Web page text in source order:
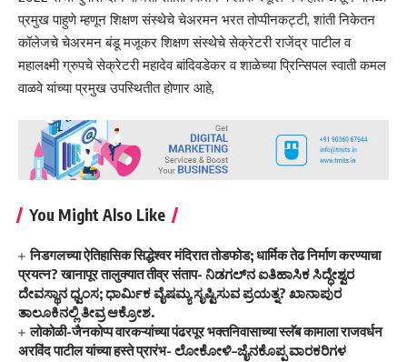
प्रमुख पाहुणे म्हणून शिक्षण संस्थेचे चेअरमन भरत तोप्पीनकट्टी, शांती निकेतन
कॉलेजचे चेअरमन बंडू मजूकर शिक्षण संस्थेचे सेक्रेटरी राजेंद्र पाटील व
महालक्ष्मी ग्रुपचे सेक्रेटरी महादेव बांदिवडेकर व शाळेच्या प्रिन्सिपल स्वाती कमल
वाळवे यांच्या प्रमुख उपस्थितीत होणार आहे,
You Might Also Like
निडगलच्या ऐतिहासिक सिद्धेश्वर मंदिरात तोडफोड; धार्मिक तेढ निर्माण करण्याचा
प्रयत्न? खानापूर तालुक्यात तीव्र संताप- ನಿಡಗಲ್‌ನ ಐತಿಹಾಸಿಕ ಸಿದ್ಧೇಶ್ವರ
ದೇವಸ್ಥಾನ ಧ್ವಂಸ; ಧಾರ್ಮಿಕ ವೈಷಮ್ಯ ಸೃಷ್ಟಿಸುವ ಪ್ರಯತ್ನ? ಖಾನಾಪುರ
ತಾಲೂಕಿನಲ್ಲಿ ತೀವ್ರ ಆಕ್ರೋಶ.
लोकोळी-जैनकोप्प वारकऱ्यांच्या पंढरपूर भक्तनिवासाच्या स्लॅब कामाला राजवर्धन
अरविंद पाटील यांच्या हस्ते प्रारंभ- ಲೋಕೋಳಿ–ಜೈನಕೊಪ್ಪ ವಾರಕರಿಗಳ